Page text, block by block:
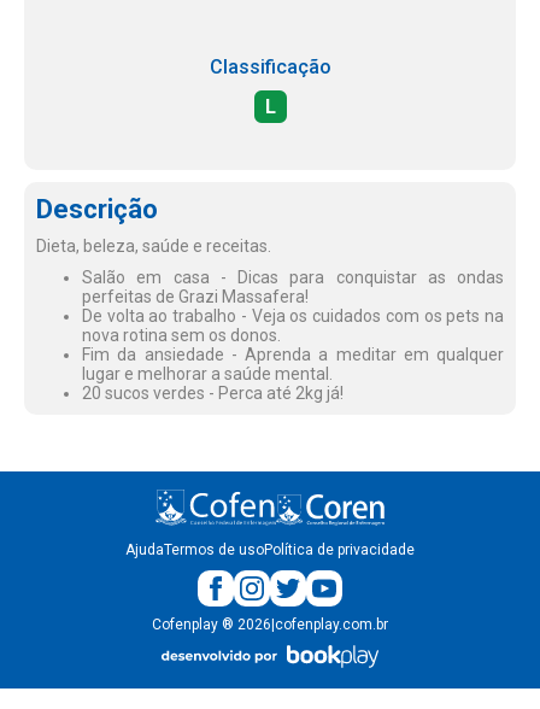
Classificação
L
Descrição
Dieta, beleza, saúde e receitas.
Salão em casa - Dicas para conquistar as ondas
perfeitas de Grazi Massafera!
De volta ao trabalho - Veja os cuidados com os pets na
nova rotina sem os donos.
Fim da ansiedade - Aprenda a meditar em qualquer
lugar e melhorar a saúde mental.
20 sucos verdes - Perca até 2kg já!
AjudaTermos de usoPolítica de privacidade
Cofenplay ® 2026 cofenplay.com.br